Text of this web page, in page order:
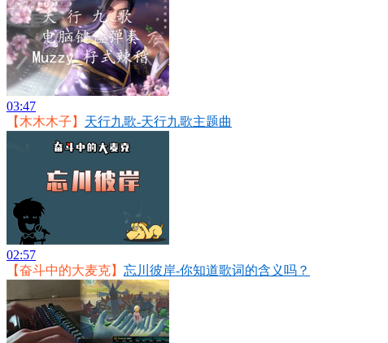
03:47
【木木木子】 天行九歌-天行九歌主题曲
02:57
【奋斗中的大麦克】 忘川彼岸-你知道歌词的含义吗？